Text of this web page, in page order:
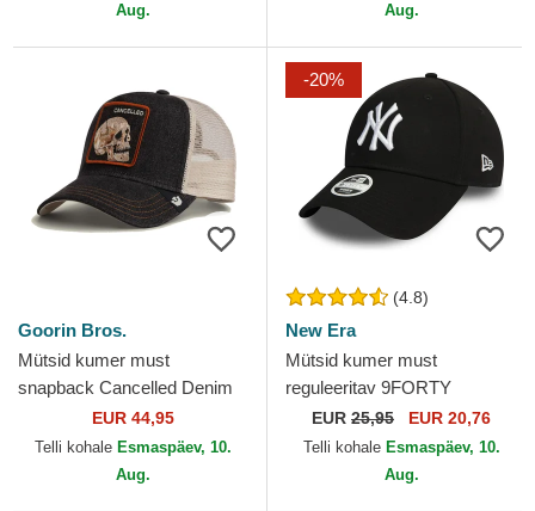
Aug.
Aug.
Goorin Bros.
Mütsid kumer must
snapback Cancelled Denim
Skull The Farm Goorin Bros.
EUR 44,95
Telli kohale Esmaspäev, 10.
Aug.
-20%
(4.8)
New Era
Mütsid kumer must
reguleeritav 9FORTY
Essential New York Yankees
MLB New Era
EUR 25,95 EUR 20,76
Telli kohale Esmaspäev, 10.
Aug.